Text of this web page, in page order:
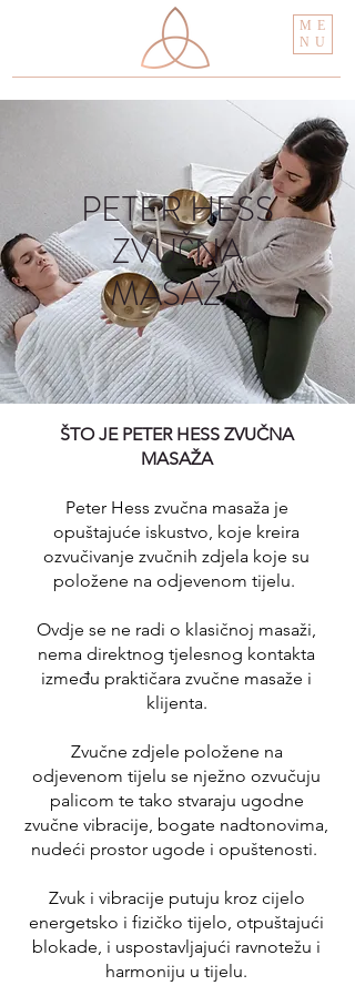
ME
NU
PETER HESS
ZVUČNA
MASAŽA
ŠTO JE PETER HESS ZVUČNA
MASAŽA
Peter Hess zvučna masaža je
opuštajuće iskustvo, koje kreira
ozvučivanje zvučnih zdjela koje su
položene na odjevenom tijelu.
Ovdje se ne radi o klasičnoj masaži,
nema direktnog tjelesnog kontakta
između praktičara zvučne masaže i
klijenta.
Zvučne zdjele položene na
odjevenom tijelu se nježno ozvučuju
palicom te tako stvaraju ugodne
zvučne vibracije, bogate nadtonovima,
nudeći prostor ugode i opuštenosti.
Zvuk i vibracije putuju kroz cijelo
energetsko i fizičko tijelo, otpuštajući
blokade, i uspostavljajući ravnotežu i
harmoniju u tijelu.